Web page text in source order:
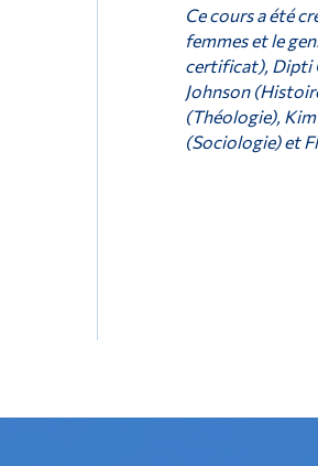
Ce cours a été
femmes et le
certificat), Dipti
Johnson
(Théologie),
(Sociologie) et